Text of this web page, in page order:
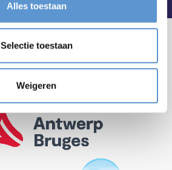
Alles toestaan
Selectie toestaan
Weigeren